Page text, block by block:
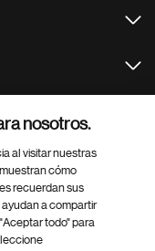
nosotros.
al visitar nuestras
cómo
recuerdan sus
a compartir
todo" para